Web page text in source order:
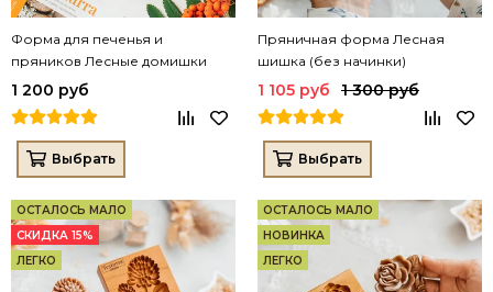
Форма для печенья и
пряников Лесные домишки
1 200 руб
Выбрать
Пряничная форма Лесная
шишка (без начинки)
1 105 руб 1 300 руб
Выбрать
ОСТАЛОСЬ МАЛО
СКИДКА 15%
ЛЕГКО
ОСТАЛОСЬ МАЛО
НОВИНКА
ЛЕГКО